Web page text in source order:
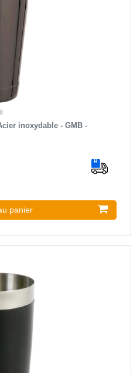
inoxydable - GMB -
panier